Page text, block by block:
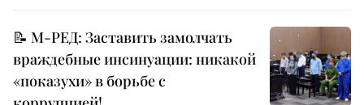
📝 М-РЕД: Заставить замолчать
враждебные инсинуации: никакой
«показухи» в борьбе с